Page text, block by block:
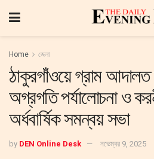
Home জেলা
ঠাকুরগাঁওয়ে গ্রাম আদালত
অগ্রগতি পর্যালোচনা ও
অর্ধবার্ষিক সমন্বয় সভা
by DEN Online Desk নভেম্বর 9, 2025